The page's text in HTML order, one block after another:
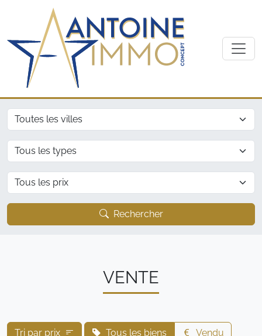
Ville
Type
Prix
Rechercher
VENTE
Tri par prix Tous les biens Vendu